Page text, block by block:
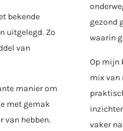
bekende
uitgelegd. Zo
van
manier om
met gemak
van hebben.
gezond
waarin
Op mijn
mix van
vaker